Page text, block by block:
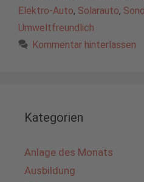
Elektro-Auto, Solarauto,
Umweltfreundlich
Kommentar hinterlassen
Kategorien
Anlage des Monats
Ausbildung